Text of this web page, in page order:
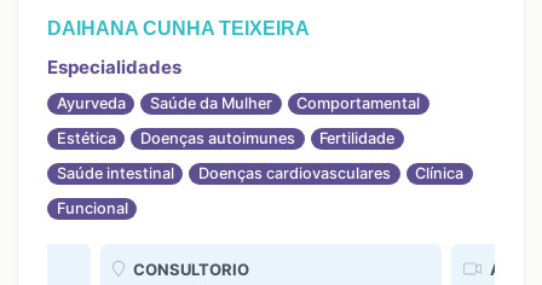
DAIHANA CUNHA TEIXEIRA
Especialidades
Ayurveda Saúde da Mulher
Comportamental
Estética
Doenças autoimunes
Fertilidade
Saúde intestinal
Doenças cardiovasculares
Clínica
Funcional
CONSULTORIO